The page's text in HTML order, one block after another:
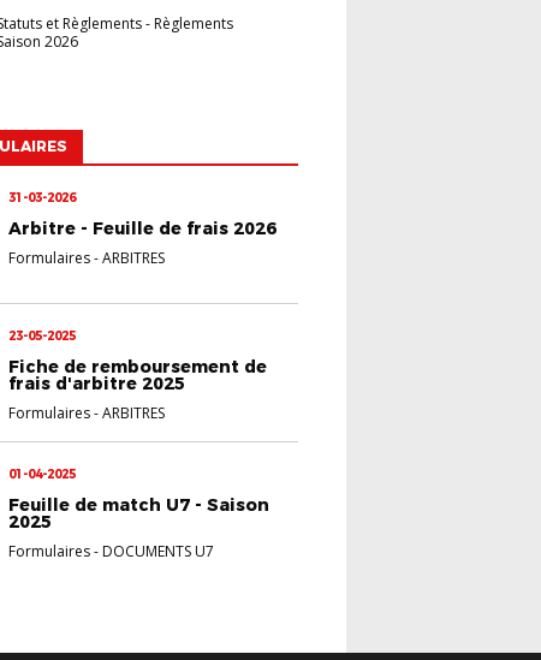
et Règlements- Règlements
2026
31-03-2026
Arbitre - Feuille de frais 2026
Formulaires-ARBITRES
23-05-2025
Fiche de remboursement de
frais d'arbitre 2025
Formulaires-ARBITRES
01-04-2025
Feuille de match U7 - Saison
2025
Formulaires- DOCUMENTS U7